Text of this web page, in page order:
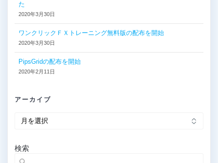
た
2020年3月30日
ワンクリックＦＸトレーニング無料版の配布を開始
2020年3月30日
PipsGridの配布を開始
2020年2月11日
アーカイブ
イ
ブ
検索